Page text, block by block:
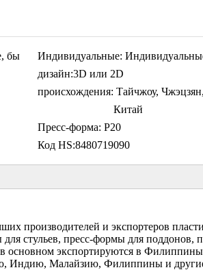
бы
Индивидуальные:
дизайн:3D или 2D
происхождения: Тайчжоу, Чжэцзян,
Китай
Пресс-форма: P20
Код HS:8480719090
производителей и экспортеров
стульев, пресс-формы для поддонов,
основном экспортируются в
Индию, Малайзию, Филиппины и